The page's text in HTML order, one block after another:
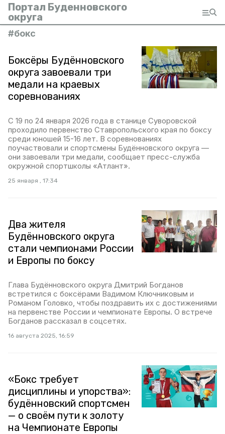
Портал Буденновского
округа
#бокс
Боксёры Будённовского
округа завоевали три
медали на краевых
соревнованиях
С 19 по 24 января 2026 года в станице Суворовской
проходило первенство Ставропольского края по боксу
среди юношей 15-16 лет. В соревнованиях
поучаствовали и спортсмены Будённовского округа —
они завоевали три медали, сообщает пресс-служба
окружной спортшколы «Атлант».
25 января , 17:34
Два жителя
Будённовского округа
стали чемпионами России
и Европы по боксу
Глава Будённовского округа Дмитрий Богданов
встретился с боксёрами Вадимом Ключниковым и
Романом Головко, чтобы поздравить их с достижениями
на первенстве России и чемпионате Европы. О встрече
Богданов рассказал в соцсетях.
16 августа 2025, 16:59
«Бокс требует
дисциплины и упорства»:
будённовский спортсмен
— о своём пути к золоту
на Чемпионате Европы